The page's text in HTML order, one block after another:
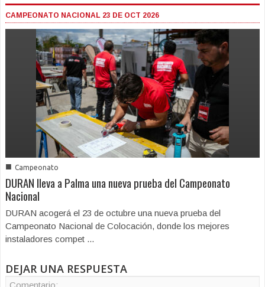
CAMPEONATO NACIONAL 23 DE OCT 2026
■ Campeonato
DURAN lleva a Palma una nueva prueba del Campeonato
Nacional
DURAN acogerá el 23 de octubre una nueva prueba del
Campeonato Nacional de Colocación, donde los mejores
instaladores compet ...
DEJAR UNA RESPUESTA